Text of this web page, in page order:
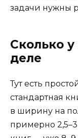
задачи нужны
Сколько
деле
Тут есть
стандартная
в ширину на
примерно